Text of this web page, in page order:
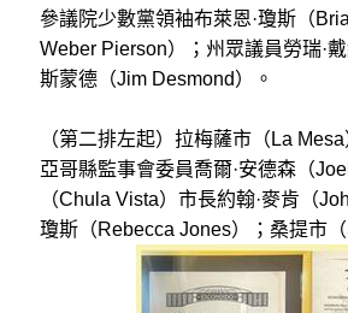
參議院少數黨領袖布萊恩·瓊斯（
Weber Pierson）；州眾議員勞瑞·
斯蒙德（Jim Desmond）。
（第二排左起）拉梅薩市（La
亞哥縣監事會委員喬爾·安德森（
（Chula Vista）市長約翰·麥肯（
瓊斯（Rebecca Jones）；桑提市